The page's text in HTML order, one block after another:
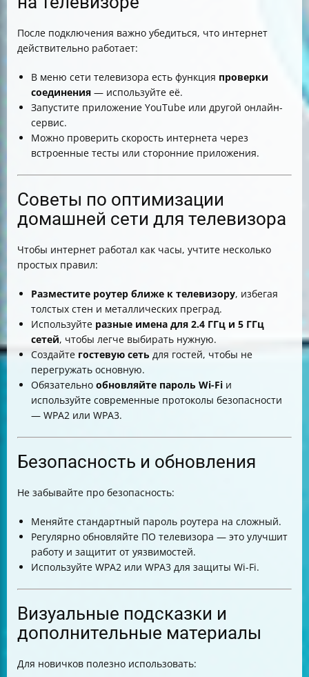
После подключения важно убедиться, что интернет
действительно работает:
В меню сети телевизора есть функция проверки
соединения — используйте её.
Запустите приложение YouTube или другой онлайн-
сервис.
Можно проверить скорость интернета через
встроенные тесты или сторонние приложения.
Советы по оптимизации
домашней сети для телевизора
Чтобы интернет работал как часы, учтите несколько
простых правил:
Разместите роутер ближе к телевизору, избегая
толстых стен и металлических преград.
Используйте разные имена для 2.4 ГГц и 5 ГГц
сетей, чтобы легче выбирать нужную.
Создайте гостевую сеть для гостей, чтобы не
перегружать основную.
Обязательно обновляйте пароль Wi-Fi и
используйте современные протоколы безопасности
— WPA2 или WPA3.
Безопасность и обновления
Не забывайте про безопасность:
Меняйте стандартный пароль роутера на сложный.
Регулярно обновляйте ПО телевизора — это улучшит
работу и защитит от уязвимостей.
Используйте WPA2 или WPA3 для защиты Wi-Fi.
Визуальные подсказки и
дополнительные материалы
Для новичков полезно использовать: